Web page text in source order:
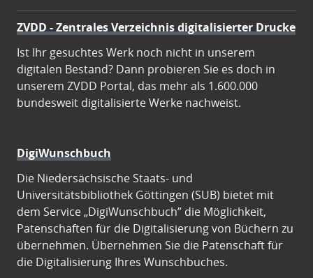
ZVDD - Zentrales Verzeichnis digitalisierter Drucke
Ist Ihr gesuchtes Werk noch nicht in unserem
digitalen Bestand? Dann probieren Sie es doch in
unserem ZVDD Portal, das mehr als 1.600.000
bundesweit digitalisierte Werke nachweist.
DigiWunschbuch
Die Niedersächsische Staats- und
Universitätsbibliothek Göttingen (SUB) bietet mit
dem Service „DigiWunschbuch” die Möglichkeit,
Patenschaften für die Digitalisierung von Büchern zu
übernehmen. Übernehmen Sie die Patenschaft für
die Digitalisierung Ihres Wunschbuches.